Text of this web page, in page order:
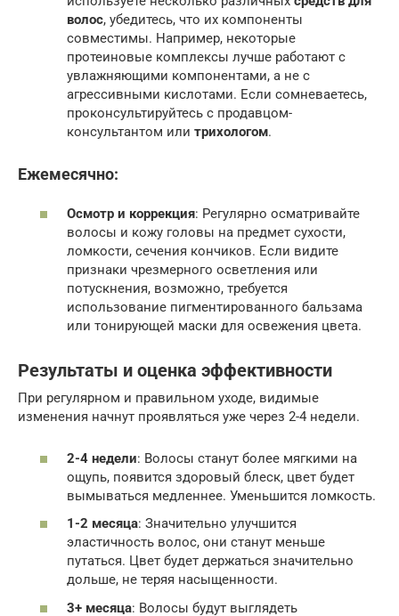
волос, убедитесь, что их компоненты
совместимы. Например, некоторые
протеиновые комплексы лучше работают с
увлажняющими компонентами, а не с
агрессивными кислотами. Если сомневаетесь,
проконсультируйтесь с продавцом-
консультантом или трихологом.
Ежемесячно:
Осмотр и коррекция: Регулярно осматривайте
волосы и кожу головы на предмет сухости,
ломкости, сечения кончиков. Если видите
признаки чрезмерного осветления или
потускнения, возможно, требуется
использование пигментированного бальзама
или тонирующей маски для освежения цвета.
Результаты и оценка эффективности
При регулярном и правильном уходе, видимые
изменения начнут проявляться уже через 2-4 недели.
2-4 недели: Волосы станут более мягкими на
ощупь, появится здоровый блеск, цвет будет
вымываться медленнее. Уменьшится ломкость.
1-2 месяца: Значительно улучшится
эластичность волос, они станут меньше
путаться. Цвет будет держаться значительно
дольше, не теряя насыщенности.
3+ месяца: Волосы будут выглядеть